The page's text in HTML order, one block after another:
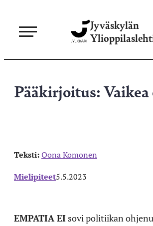
sisältöön
Jyväskylän
Pääkirjoitus:
Teksti:Oona Komonen
Mielipiteet5.5.2023
EMPATIA EI sovi politiikan